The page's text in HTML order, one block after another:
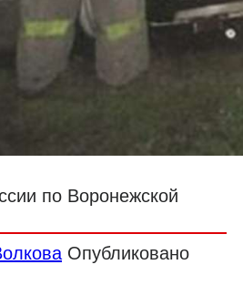
по Воронежской
Опубликовано